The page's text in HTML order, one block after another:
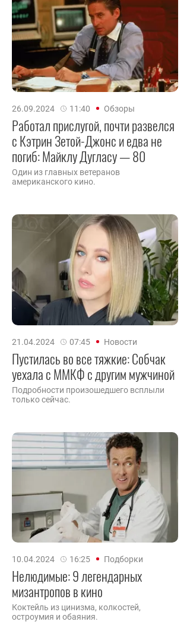
26.09.2024 11:40 Обзоры
Работал прислугой, почти развелся
с Кэтрин Зетой-Джонс и едва не
погиб: Майклу Дугласу — 80
Один из главных ветеранов
американского кино.
21.04.2024 07:45 Новости
Пустилась во все тяжкие: Собчак
уехала с ММКФ с другим мужчиной
Подробности произошедшего всплыли
только сейчас.
10.04.2024 16:25 Подборки
Нелюдимые: 9 легендарных
мизантропов в кино
Коктейль из цинизма, колкостей,
остроумия и обаяния.